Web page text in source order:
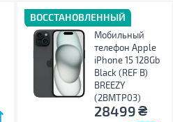
ВОССТАНОВЛЕННЫЙ
Мобильный
телефон Apple
iPhone 15 128Gb
Black (REF B)
BREEZY
(2BMTP03)
28499₴